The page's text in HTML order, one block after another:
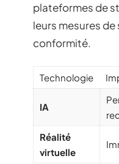
plateformes de
leurs mesures
conformité.
Technologie
IA
Réalité
virtuelle